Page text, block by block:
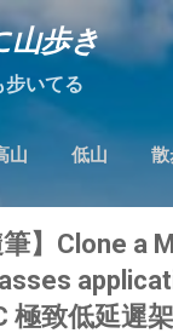
跳到主要內容
山歩き
いてる
山 低山 散
】Clone a
極致低延遲